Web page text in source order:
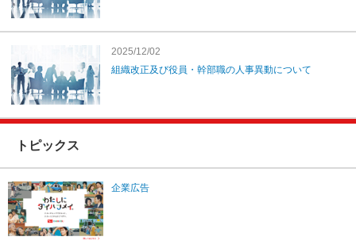
2025/12/02
組織改正及び役員・幹部職の人事異動について
トピックス
企業広告